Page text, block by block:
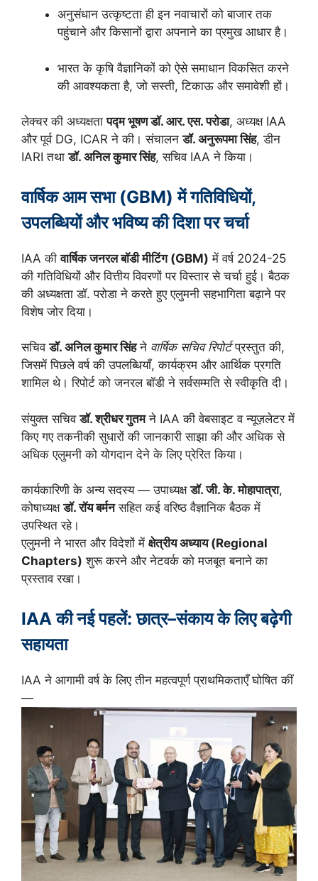
अनुसंधान उत्कृष्टता ही इन नवाचारों को बाजार तक
पहुंचाने और किसानों द्वारा अपनाने का प्रमुख आधार है।
भारत के कृषि वैज्ञानिकों को ऐसे समाधान विकसित करने
की आवश्यकता है, जो सस्ती, टिकाऊ और समावेशी हों।
लेक्चर की अध्यक्षतापद्म भूषण डॉ. आर. एस. परोडा, अध्यक्ष IAA
और पूर्व DG, ICAR ने की। संचालनडॉ. अनुरूपमा सिंह, डीन
IARI तथाडॉ. अनिल कुमार सिंह, सचिव IAA ने किया।
वार्षिक आम सभा (GBM) में गतिविधियों,
उपलब्धियों और भविष्य की दिशा पर चर्चा
IAA कीवार्षिक जनरल बॉडी मीटिंग (GBM) में वर्ष 2024-25
की गतिविधियों और वित्तीय विवरणों पर विस्तार से चर्चा हुई। बैठक
की अध्यक्षता डॉ. परोडा ने करते हुए एलुमनी सहभागिता बढ़ाने पर
विशेष जोर दिया।
सचिवडॉ. अनिल कुमार सिंहने वार्षिक सचिव रिपोर्टप्रस्तुत की,
जिसमें पिछले वर्ष की उपलब्धियाँ, कार्यक्रम और आर्थिक प्रगति
शामिल थे। रिपोर्ट को जनरल बॉडी ने सर्वसम्मति से स्वीकृति दी।
संयुक्त सचिवडॉ. श्रीधर गुतमने IAA की वेबसाइट व न्यूज़लेटर में
किए गए तकनीकी सुधारों की जानकारी साझा की और अधिक से
अधिक एलुमनी को योगदान देने के लिए प्रेरित किया।
कार्यकारिणी के अन्य सदस्य — उपाध्यक्षडॉ. जी. के. मोहापात्रा,
कोषाध्यक्षडॉ. रॉय बर्मनसहित कई वरिष्ठ वैज्ञानिक बैठक में
उपस्थित रहे।
एलुमनी ने भारत और विदेशों में क्षेत्रीय अध्याय (Regional
Chapters) शुरू करने और नेटवर्क को मजबूत बनाने का
प्रस्ताव रखा।
IAA की नई पहलें: छात्र–संकाय के लिए बढ़ेगी
सहायता
IAA ने आगामी वर्ष के लिए तीन महत्वपूर्ण प्राथमिकताएँ घोषित कीं
—